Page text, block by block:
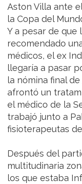
Aston Villa ante
la Copa del
Y a pesar de
recomendado
médicos, el ex
llegaría a pasar
la nómina final
afrontó un
el médico de la
trabajó junto a
fisioterapeutas
Después del
multitudinaria
los que estaba